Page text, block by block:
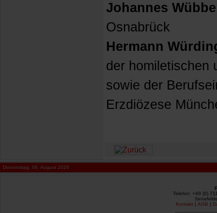
Johannes Wübbe
Osnabrück
Hermann
der homiletischen
sowie der
Erzdiözese
Donnerstag, 06. August 2026
Telefon: +49 (0)
Kontakt | AGB |